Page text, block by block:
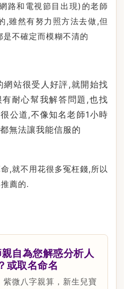
路和電視節目出現 ) 的老師
,雖然有努力照方法去做,但
是不確定而模糊不清的
網站很受人好評,就開始找
耐心幫我解答問題 ,也找
公道,不像知名老師1小時
無法讓我能信服的
,就不用花很多冤枉錢, 所以
薦的.
自為您解惑分析人
或取名命名
微八字親算，新生兒寶